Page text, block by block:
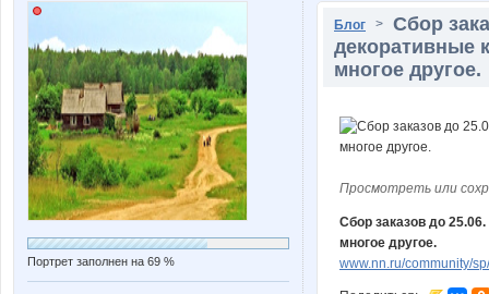
Портрет заполнен на 69 %
Блог > Сбор
декоративные
многое другое.
Просмотреть или
Сбор заказов до
многое другое.
www.nn.ru/community/